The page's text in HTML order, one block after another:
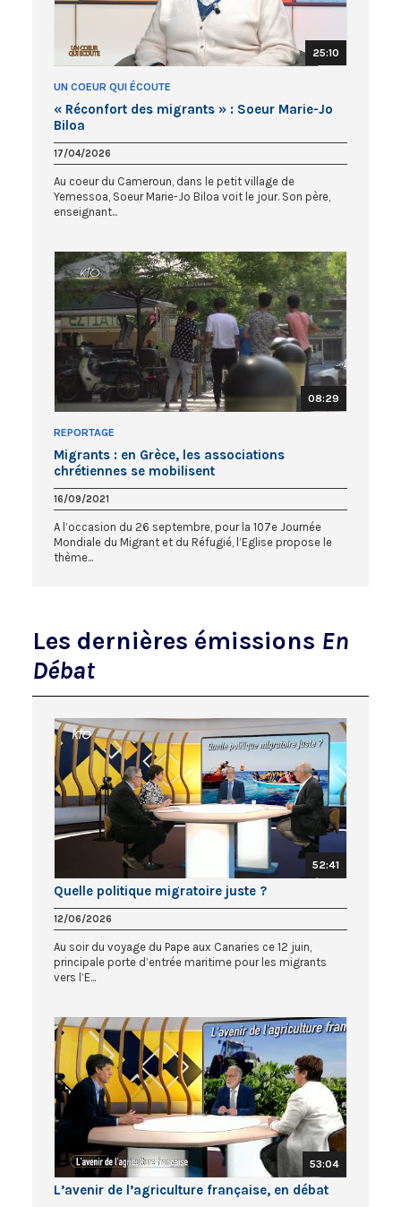
25:10
UN COEUR QUI ÉCOUTE
« Réconfort des migrants » : Soeur Marie-Jo
Biloa
17/04/2026
Au coeur du Cameroun, dans le petit village de
Yemessoa, Soeur Marie-Jo Biloa voit le jour. Son père,
enseignant...
08:29
REPORTAGE
Migrants : en Grèce, les associations
chrétiennes se mobilisent
16/09/2021
A l’occasion du 26 septembre, pour la 107e Journée
Mondiale du Migrant et du Réfugié, l’Eglise propose le
thème...
Les dernières émissions En
Débat
52:41
Quelle politique migratoire juste ?
12/06/2026
Au soir du voyage du Pape aux Canaries ce 12 juin,
principale porte d’entrée maritime pour les migrants
vers l’E...
53:04
L’avenir de l’agriculture française, en débat